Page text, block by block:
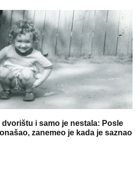
dvorištu i samo je nestala: Posle
zanemeo je kada je saznao